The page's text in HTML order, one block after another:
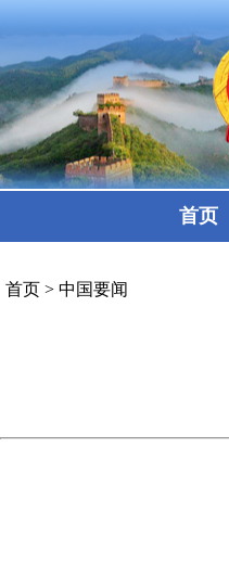
首页
首页 > 中国要闻